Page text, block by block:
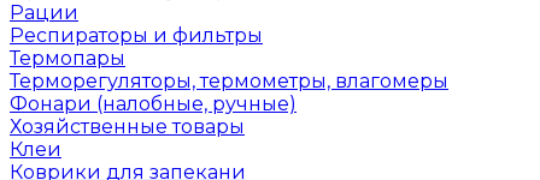
Рации
Респираторы и фильтры
Термопары
Терморегуляторы, термометры, влагомеры
Фонари (налобные, ручные)
Хозяйственные товары
Клеи
Коврики для запекани